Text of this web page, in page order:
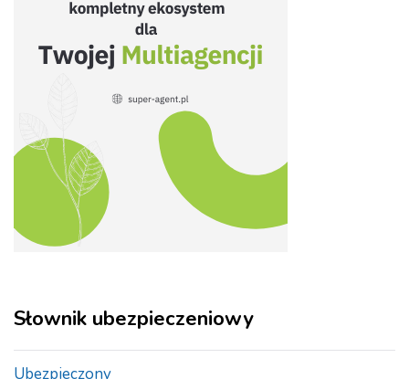
Słownik ubezpieczeniowy
Ubezpieczony